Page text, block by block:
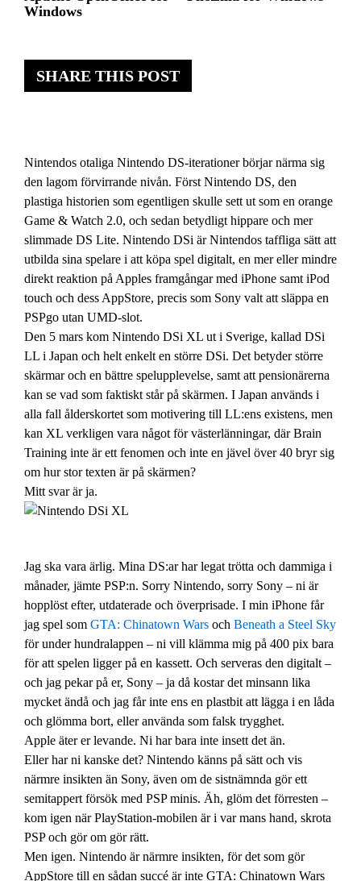
SHARE THIS POST
Nintendos otaliga Nintendo DS-iterationer börjar närma sig
den lagom förvirrande nivån. Först Nintendo DS, den
plastiga historien som egentligen skulle sett ut som en orange
Game & Watch 2.0, och sedan betydligt hippare och mer
slimmade DS Lite. Nintendo DSi är Nintendos taffliga sätt att
utbilda sina spelare i att köpa spel digitalt, en mer eller mindre
direkt reaktion på Apples framgångar med iPhone samt iPod
touch och dess AppStore, precis som Sony valt att släppa en
PSPgo utan UMD-slot.
Den 5 mars kom Nintendo DSi XL ut i Sverige, kallad DSi
LL i Japan och helt enkelt en större DSi. Det betyder större
skärmar och en bättre spelupplevelse, samt att pensionärerna
kan se vad som faktiskt står på skärmen. I Japan används i
alla fall ålderskortet som motivering till LL:ens existens, men
kan XL verkligen vara något för västerlänningar, där Brain
Training inte är ett fenomen och inte en jävel över 40 bryr sig
om hur stor texten är på skärmen?
Mitt svar är ja.
Jag ska vara ärlig. Mina DS:ar har legat trötta och dammiga i
månader, jämte PSP:n. Sorry Nintendo, sorry Sony – ni är
hopplöst efter, utdaterade och överprisade. I min iPhone får
jag spel som GTA: Chinatown Wars och Beneath a Steel Sky
för under hundralappen – ni vill klämma mig på 400 pix bara
för att spelen ligger på en kassett. Och serveras den digitalt –
och jag pekar på er, Sony – ja då kostar det minsann lika
mycket ändå och jag får inte ens en plastbit att lägga i en låda
och glömma bort, eller använda som falsk trygghet.
Apple äter er levande. Ni har bara inte insett det än.
Eller har ni kanske det? Nintendo känns på sätt och vis
närmre insikten än Sony, även om de sistnämnda gör ett
semitappert försök med PSP minis. Äh, glöm det förresten –
kom igen när PlayStation-mobilen är i var mans hand, skrota
PSP och gör om gör rätt.
Men igen. Nintendo är närmre insikten, för det som gör
AppStore till en sådan succé är inte GTA: Chinatown Wars
Windows